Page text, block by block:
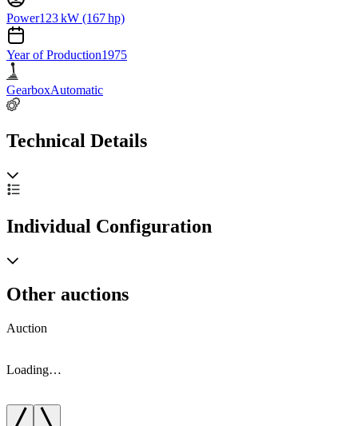
Power123 kW (167 hp)
Year of Production1975
GearboxAutomatic
Technical Details
Individual Configuration
Other auctions
Auction
Loading…